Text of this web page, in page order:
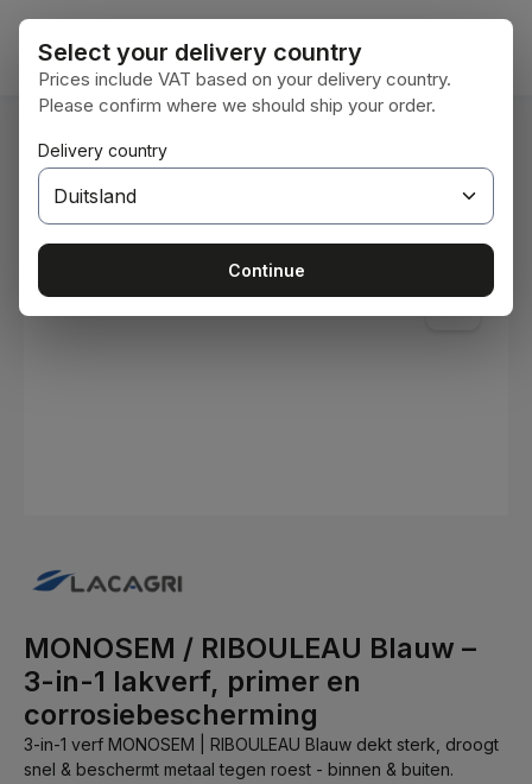
Ga naar de hoofdinhoud
U bent hier: Home
Verven en lakken
Afbeeldingengalerij overslaan
MONOSEM / RIBOULEAU Blauw –
3-in-1 lakverf, primer en
corrosiebescherming
3-in-1 verf MONOSEM | RIBOULEAU Blauw dekt sterk, droogt
snel & beschermt metaal tegen roest - binnen & buiten.
Select your delivery country
Prices include VAT based on your delivery country.
Please confirm where we should ship your order.
Delivery country
Continue